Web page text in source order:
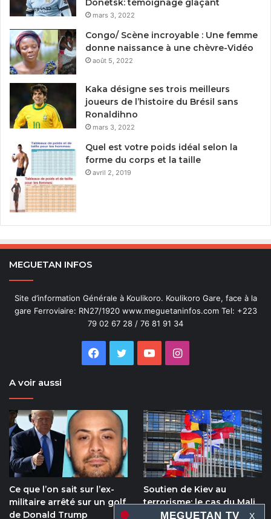
Donetsk: témoignage glaçant
mars 3, 2022
Congo/ Scène incroyable : Une femme
donne naissance à une chèvre-Vidéo
août 5, 2022
Kaka désigne ses trois meilleurs
joueurs de l’histoire du Brésil sans
Ronaldihno
mars 3, 2022
Quel est votre poids idéal selon la
forme du corps et la taille
avril 2, 2019
MEGUETAN INFOS
Site d’information Générale à Koulikoro. Koulikoro Gare, face à la
gare Ferroviaire: RN27/1920 www.meguetaninfos.com Tel: +223
79 02 67 28 / 76 81 91 34
Facebook
Twitter YouTubeInstagram
A voir aussi
Ce que l’on sait sur l’ex-
militaire arrêté sur un golf
de Donald Trump
Soutien de Kiev au
terrorisme: le cas du Mali
« illustre parfaitement leX